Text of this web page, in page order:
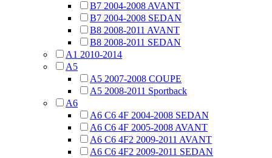
B7 2004-2008 AVANT
B7 2004-2008 SEDAN
B8 2008-2011 AVANT
B8 2008-2011 SEDAN
A1 2010-2014
A5
A5 2007-2008 COUPE
A5 2008-2011 Sportback
A6
A6 C6 4F 2004-2008 SEDAN
A6 C6 4F 2005-2008 AVANT
A6 C6 4F2 2009-2011 AVANT
A6 C6 4F2 2009-2011 SEDAN